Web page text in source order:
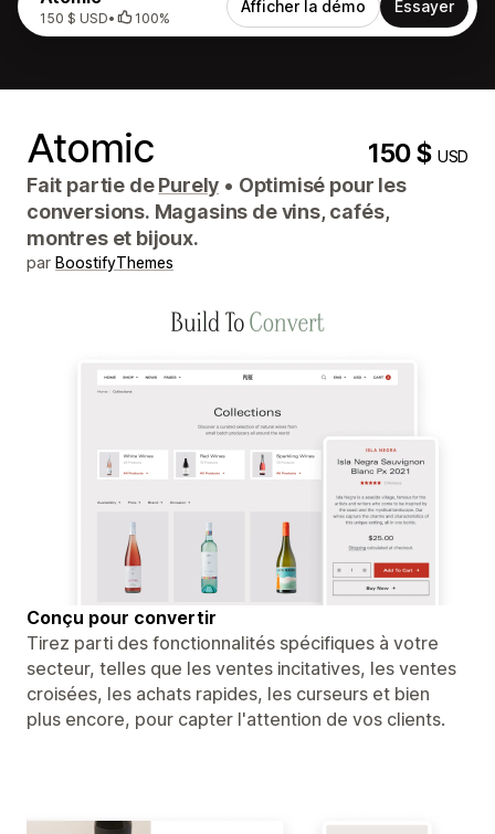
150 $ USD• 100%
Afficher la démo Essayer
Atomic 150 $USD
Fait partie dePurely • Optimisé pour les
conversions. Magasins de vins, cafés,
montres et bijoux.
par BoostifyThemes
Conçu pour convertir
Tirez parti des fonctionnalités spécifiques à votre
secteur, telles que les ventes incitatives, les ventes
croisées, les achats rapides, les curseurs et bien
plus encore, pour capter l'attention de vos clients.